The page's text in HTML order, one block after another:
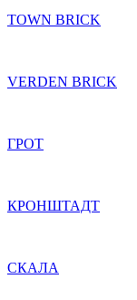
TOWN BRICK
VERDEN BRICK
ГРОТ
КРОНШТАДТ
СКАЛА